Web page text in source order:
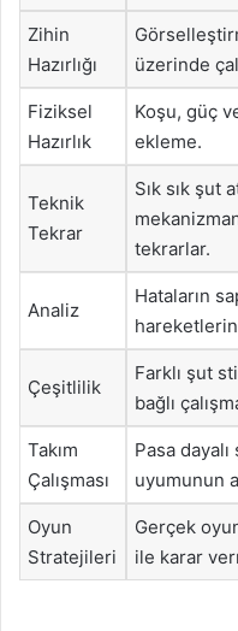
Zihin
Hazırlığı
üzerinde
Fiziksel
Hazırlık
Koşu, güç
ekleme.
Teknik
Tekrar
Sık sık şut
tekrarlar.
Analiz
Hataların
Çeşitlilik
Farklı şut
bağlı
Takım
Çalışması
Pasa
uyumunun
Oyun
Stratejileri
Gerçek
ile karar